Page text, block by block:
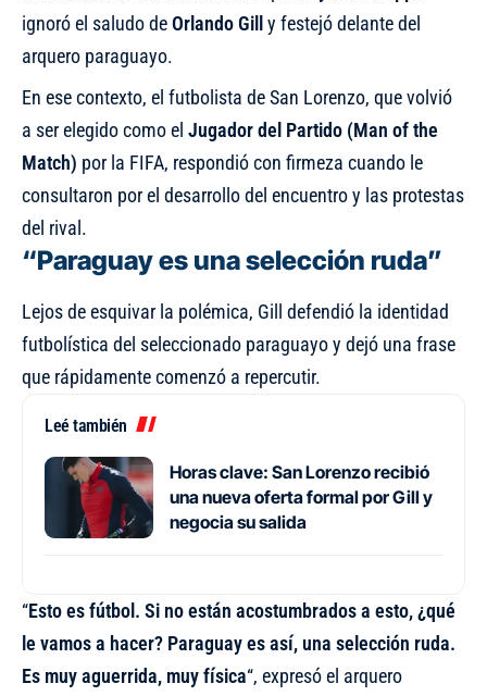
ignoró el saludo deOrlando Gill y festejó delante del
arquero paraguayo.
En ese contexto, el futbolista de San Lorenzo, que volvió
a ser elegido como el Jugador del Partido (Man of the
Match) por la FIFA, respondió con firmeza cuando le
consultaron por el desarrollo del encuentro y las protestas
del rival.
“Paraguay es una selección ruda”
Lejos de esquivar la polémica, Gill defendió la identidad
futbolística del seleccionado paraguayo y dejó una frase
que rápidamente comenzó a repercutir.
Leé también
Horas clave: San Lorenzo recibió
una nueva oferta formal por Gill y
negocia su salida
“Esto es fútbol. Si no están acostumbrados a esto, ¿qué
le vamos a hacer? Paraguay es así, una selección ruda.
Es muy aguerrida, muy física“, expresó el arquero